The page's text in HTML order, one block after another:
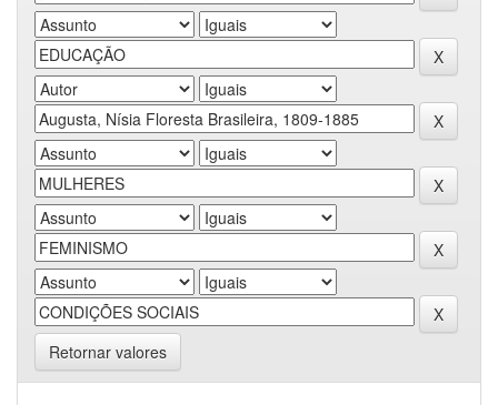
Retornar valores